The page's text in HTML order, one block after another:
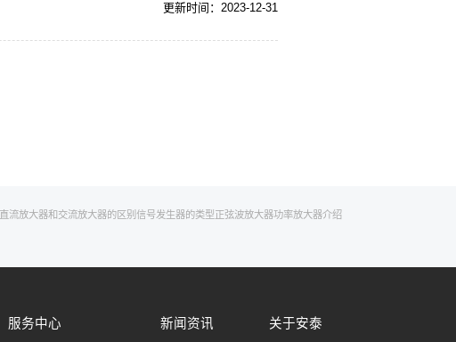
更新时间：2023-12-31
直流放大器和交流放大器的区别 信号发生器的类型 正弦波放大器功率放大器介绍
服务中心 新闻资讯 关于安泰